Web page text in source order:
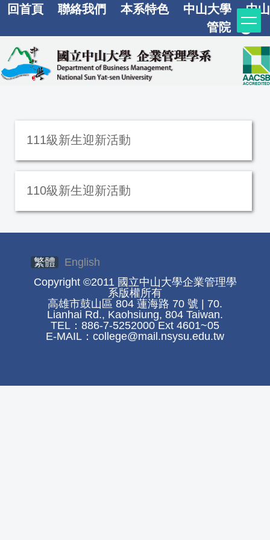
跳
要
內
回首頁 聯絡我們 本系特色 中山大學
中山
管院
111級新生迎新活動
110級新生迎新活動
繁體
English
Copyright ©2011 國立中山大學企業管理學
系版權所有
高雄市鼓山區 804 蓮海路 70 號 | 70.
Lianhai Rd., Kaohsiung, 804 Taiwan.
TEL：886-7-5252000 Ext 4601~05
E-MAIL： college@mail.nsysu.edu.tw